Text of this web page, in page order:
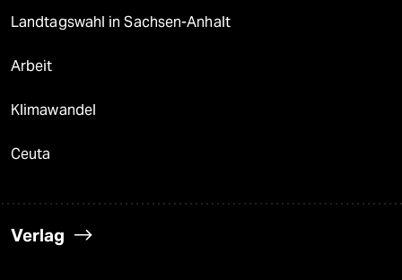
Landtagswahl in Sachsen-Anhalt
Arbeit
Klimawandel
Ceuta
Verlag